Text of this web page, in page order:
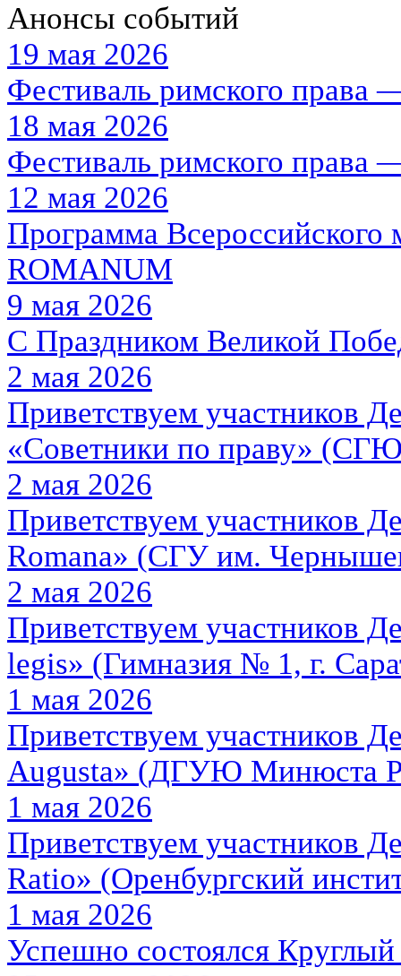
Анонсы событий
19 мая 2026
Фестиваль римского права
18 мая 2026
Фестиваль римского
12 мая 2026
Программа Всероссийского
ROMANUM
9 мая 2026
С Праздником Великой
2 мая 2026
Приветствуем участников
«Советники по праву»
2 мая 2026
Приветствуем участников
Romana» (СГУ им.
2 мая 2026
Приветствуем участников
legis» (Гимназия № 1, г.
1 мая 2026
Приветствуем участников
Augusta» (ДГУЮ Минюста
1 мая 2026
Приветствуем участников
Ratio» (Оренбургский
1 мая 2026
Успешно состоялся